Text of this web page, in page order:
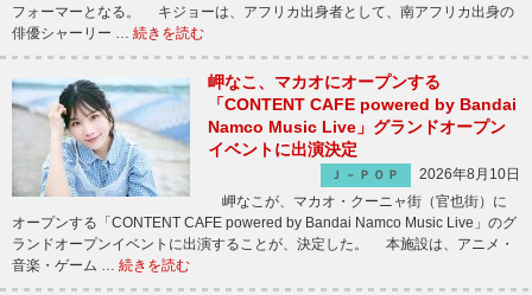
フォーマーとなる。 キジョーは、アフリカ出身者として、南アフリカ出身の
俳優シャーリー … 続きを読む
岬なこ、マカオにオープンする
「CONTENT CAFE powered by Bandai
Namco Music Live」グランドオープン
イベントに出演決定
Ｊ－ＰＯＰ
2026年8月10日
岬なこが、マカオ・クーニャ街（官也街）に
オープンする「CONTENT CAFE powered by Bandai Namco Music Live」のグ
ランドオープンイベントに出演することが、決定した。 本施設は、アニメ・
音楽・ゲーム … 続きを読む